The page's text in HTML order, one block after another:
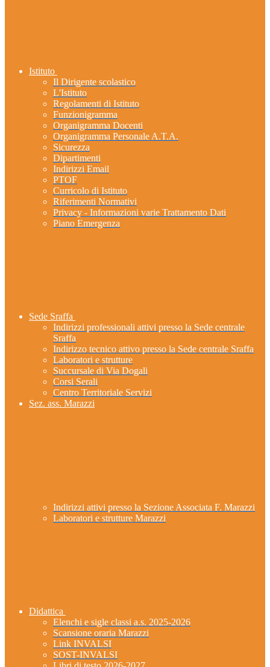
Istituto
Il Dirigente scolastico
L'Istituto
Regolamenti di Istituto
Funzionigramma
Organigramma Docenti
Organigramma Personale A.T.A.
Sicurezza
Dipartimenti
Indirizzi Email
PTOF
Curricolo di Istituto
Riferimenti Normativi
Privacy - Informazioni varie Trattamento Dati
Piano Emergenza
Sede Sraffa
Indirizzi professionali attivi presso la Sede centrale
Sraffa
Indirizzo tecnico attivo presso la Sede centrale Sraffa
Laboratori e strutture
Succursale di Via Dogali
Corsi Serali
Centro Territoriale Servizi
Sez. ass. Marazzi
Indirizzi attivi presso la Sezione Associata F. Marazzi
Laboratori e strutture Marazzi
Didattica
Elenchi e sigle classi a.s. 2025-2026
Scansione oraria Marazzi
Link INVALSI
SOST-INVALSI